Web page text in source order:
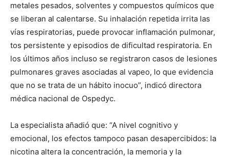
metales pesados, solventes y compuestos químicos que
se liberan al calentarse. Su inhalación repetida irrita las
vías respiratorias, puede provocar inflamación pulmonar,
tos persistente y episodios de dificultad respiratoria. En
los últimos años incluso se registraron casos de lesiones
pulmonares graves asociadas al vapeo, lo que evidencia
que no se trata de un hábito inocuo”, indicó directora
médica nacional de Ospedyc.
La especialista añadió que: “A nivel cognitivo y
emocional, los efectos tampoco pasan desapercibidos: la
nicotina altera la concentración, la memoria y la